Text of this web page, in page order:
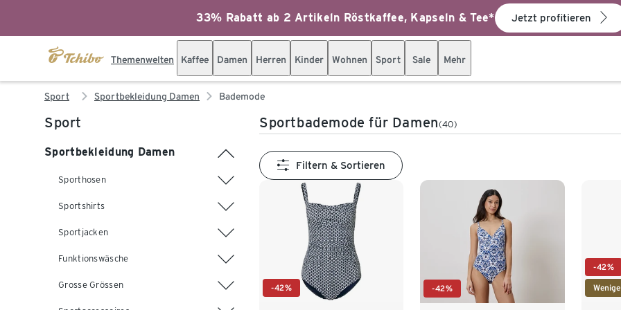
33% Rabatt ab 2 Artikeln Röstkaffee, Kapseln & Tee* Jetzt profitieren
Themenwelten Kaffee Damen Herren Kinder Wohnen Sport Sale Mehr
Sport Sportbekleidung Damen Bademode
Sport
Sportbekleidung Damen
Sporthosen
Sportshirts
Sportjacken
Funktionswäsche
Grosse Grössen
Sportbademode für Damen(40)
Filtern & Sortieren
-42% -42%
-42%